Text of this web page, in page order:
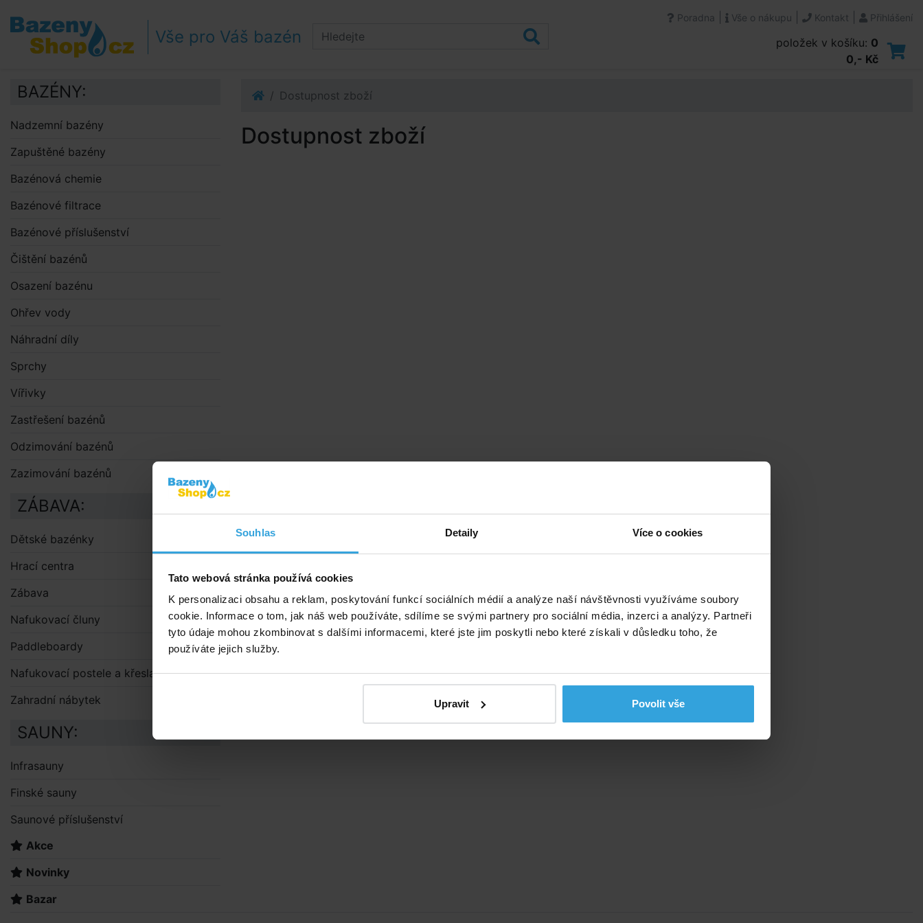
Souhlas Detaily Více o cookies
Tato webová stránka používá cookies
K personalizaci obsahu a reklam, poskytování funkcí sociálních médií a analýze naší návštěvnosti využíváme soubory
cookie. Informace o tom, jak náš web používáte, sdílíme se svými partnery pro sociální média, inzerci a analýzy. Partneři
tyto údaje mohou zkombinovat s dalšími informacemi, které jste jim poskytli nebo které získali v důsledku toho, že
používáte jejich služby.
Upravit Povolit vše
Přejít na obsah
Přejít k postrannímu sloupci
Klávesové zkratky
Vše pro Váš bazén
Poradna Vše o nákupu Kontakt Přihlášení
položek v košíku: 0
0,- Kč
Dostupnost zboží
Dostupnost zboží
BAZÉNY:
Nadzemní bazény
Zapuštěné bazény
Bazénová chemie
Bazénové filtrace
Bazénové příslušenství
Čištění bazénů
Osazení bazénu
Ohřev vody
Náhradní díly
Sprchy
Vířivky
Zastřešení bazénů
Odzimování bazénů
Zazimování bazénů
ZÁBAVA:
Dětské bazénky
Hrací centra
Zábava
Nafukovací čluny
Paddleboardy
Nafukovací postele a křesla
Zahradní nábytek
SAUNY:
Infrasauny
Finské sauny
Saunové příslušenství
Akce
Novinky
Bazar